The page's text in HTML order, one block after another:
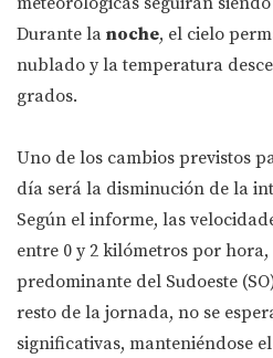
Durante la noche, el cielo
nublado y la temperatura
grados.
Uno de los cambios previstos
día será la disminución de la
Según el informe, las
entre 0 y 2 kilómetros por
predominante del Sudoeste
resto de la jornada, no se
significativas, manteniéndose